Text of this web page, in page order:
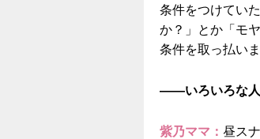
条件をつけてい
か？」とか「モ
条件を取っ払いま
——いろいろな人
紫乃ママ： 昼ス